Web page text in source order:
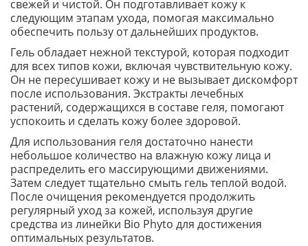
свежей и чистой. Он подготавливает кожу к
следующим этапам ухода, помогая максимально
обеспечить пользу от дальнейших продуктов.
Гель обладает нежной текстурой, которая подходит
для всех типов кожи, включая чувствительную кожу.
Он не пересушивает кожу и не вызывает дискомфорт
после использования. Экстракты лечебных
растений, содержащихся в составе геля, помогают
успокоить и сделать кожу более здоровой.
Для использования геля достаточно нанести
небольшое количество на влажную кожу лица и
распределить его массирующими движениями.
Затем следует тщательно смыть гель теплой водой.
После очищения рекомендуется продолжить
регулярный уход за кожей, используя другие
средства из линейки Bio Phyto для достижения
оптимальных результатов.